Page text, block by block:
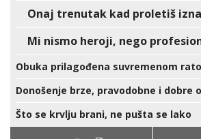
Onaj trenutak kad proletiš
Mi nismo heroji, nego
Obuka prilagođena suvremenom
Donošenje brze, pravodobne i dobre
Što se krvlju brani, ne pušta se lako